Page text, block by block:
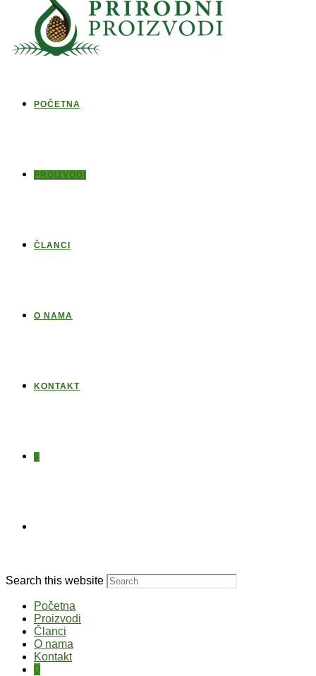
POČETNA
PROIZVODI
ČLANCI
O NAMA
KONTAKT
0
Search this website
Početna
Proizvodi
Članci
O nama
Kontakt
0